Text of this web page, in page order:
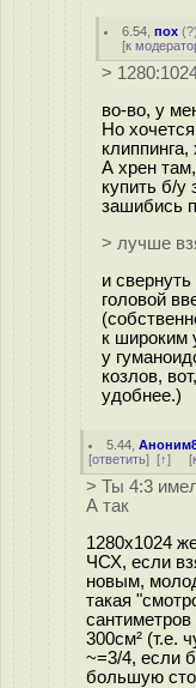
6.54 ,пох (?
[к
>
во-во, у
Но
А хрен
купить б/у
зашибись
> лучше
и
головой
к широким
у
козлов,
удобнее.)
5.44 ,
[ответить] [↑] [
> Ты 4:3
А так
1280x1024
ЧСХ, если
новым,
такая
сантиметров
300см² (т.е.
~=3/4, если
большую